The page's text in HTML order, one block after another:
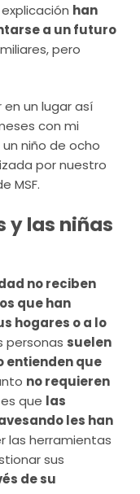
han
a un futuro
pero
un lugar así
con mi
niño de ocho
por nuestro
MSF.
y las niñas
no reciben
que han
hogares o a lo
personas suelen
entienden que
no requieren
que las
les han
las herramientas
sus
de su